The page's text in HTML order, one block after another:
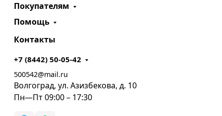
Покупателям
Помощь
Контакты
+7 (8442) 50-05-42
500542@mail.ru
Волгоград, ул. Азизбекова, д. 10
Пн—Пт 09:00 – 17:30